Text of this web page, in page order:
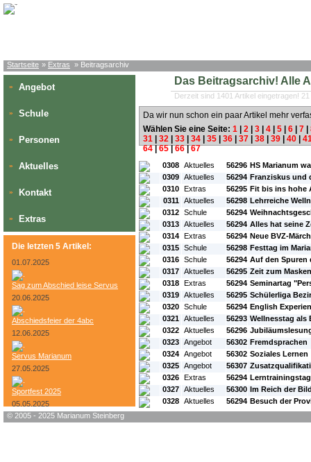
Startseite » Extras » Beitragsarchiv
» Angebot
» Schule
» Personen
» Aktuelles
» Kontakt
» Extras
Die letzten 5 Artikel:
01.07.2025
Sag zum Abschied leise Servus
20.06.2025
Abschiedsfeier der 4abc
12.06.2025
Servus Marianum
27.05.2025
Sportfest 2025
05.05.2025
Das Beitragsarchiv! Alle
Derzeit sind 1401 Artikel eingetragen!
Da wir nun schon ein paar Artikel mehr
Wählen Sie eine Seite: 1 2 3 4 5 6 7
31
32 33 34 35 36 37 38 39 40
64|65|66|67
#L: #ID: #Rubrik:
0308 Aktuelles 56296 HS Marianum
0309 Aktuelles 56294 Franziskus und
0310 Extras 56295 Fit bis ins hohe
0311 Aktuelles 56298 Lehrreiche
0312 Schule 56294
0313 Aktuelles 56294 Alles hat seine
0314 Extras 56294 Neue BVZ-
0315 Schule 56298 Festtag im
0316 Schule 56294 Auf den Spuren
0317 Aktuelles 56295 Zeit zum
0318 Extras 56294 Seminartag
0319 Aktuelles 56295 Schülerliga
0320 Schule 56294 English
0321 Aktuelles 56293 Wellnesstag als
0322 Aktuelles 56296
0323 Angebot 56302 Fremdsprachen
0324 Angebot 56302 Soziales Lernen
0325 Angebot 56307
0326 Extras 56294
0327 Aktuelles 56300 Im Reich der
0328 Aktuelles 56294 Besuch der
© 2005 - 2025 Marianum Steinberg